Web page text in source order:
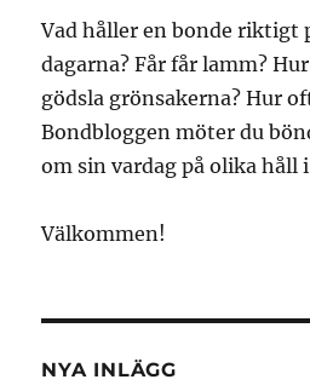
Vad håller en bonde riktigt
dagarna? Får får lamm?
gödsla grönsakerna? Hur
Bondbloggen möter du
om sin vardag på olika håll
Välkommen!
NYA INLÄGG